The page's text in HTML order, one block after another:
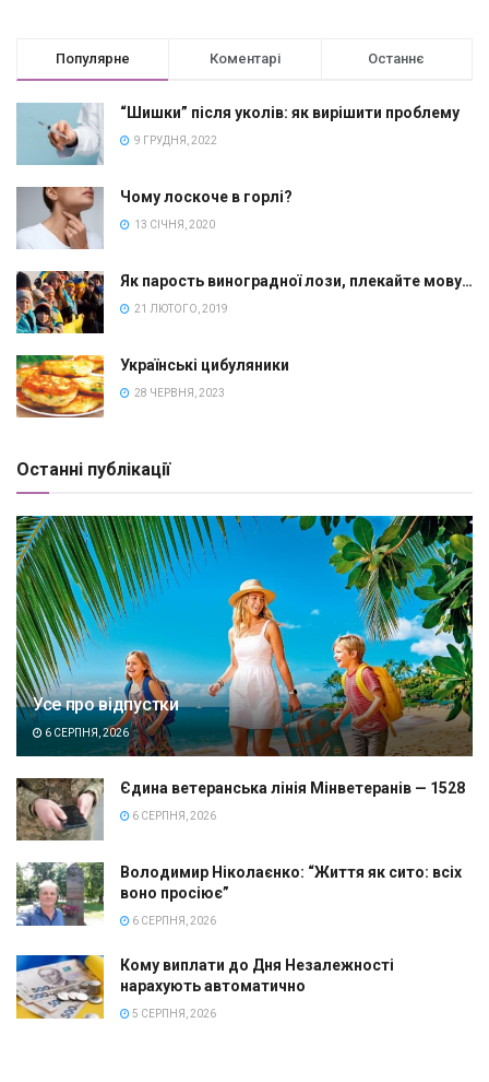
Популярне Коментарі Останнє
“Шишки” після уколів: як вирішити проблему
9 ГРУДНЯ, 2022
Чому лоскоче в горлі?
13 СІЧНЯ, 2020
Як парость виноградної лози, плекайте мову…
21 ЛЮТОГО, 2019
Українські цибуляники
28 ЧЕРВНЯ, 2023
Останні публікації
Усе про відпустки
6 СЕРПНЯ, 2026
Єдина ветеранська лінія Мінветеранів — 1528
6 СЕРПНЯ, 2026
Володимир Ніколаєнко: “Життя як сито: всіх
воно просіює”
6 СЕРПНЯ, 2026
Кому виплати до Дня Незалежності
нарахують автоматично
5 СЕРПНЯ, 2026